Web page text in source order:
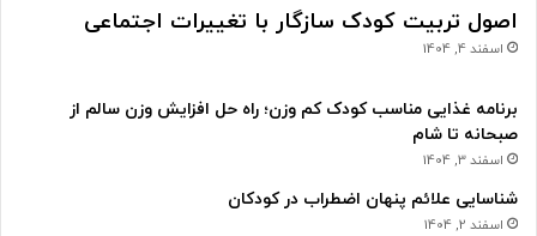
اصول تربیت کودک سازگار با تغییرات اجتماعی
اسفند 4, 1404
برنامه غذایی مناسب کودک کم وزن؛ راه حل افزایش وزن سالم از
صبحانه تا شام
اسفند 3, 1404
شناسایی علائم پنهان اضطراب در کودکان
اسفند 2, 1404